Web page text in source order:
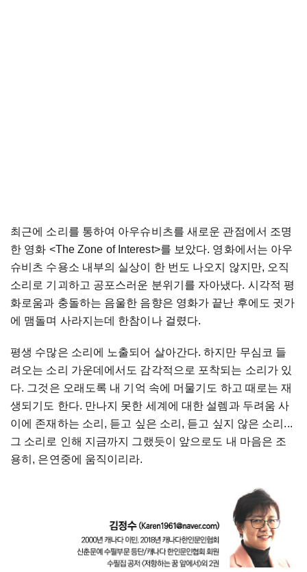
최근에 소리를 통하여 아우슈비츠를 새로운 관점에서 조명
한 영화 <The Zone of Interest>를 보았다. 영화에서는 아우
슈비츠 수용소 내부의 실상이 한 번도 나오지 않지만, 오직
소리로 기괴하고 공포스러운 분위기를 자아냈다. 시각적 평
화로움과 충돌하는 음울한 음향은 영화가 끝난 후에도 귓가
에 맴돌며 사라지는데 한참이나 걸렸다.
평생 수많은 소리에 노출되어 살아간다.하지만 무심코 들
려오는 소리 가운데에서도 감각적으로 포착되는 소리가 있
다. 그것은 오래도록 내 기억 속에 머물기도 하고 때로는 재
생되기도 한다. 만나지 못한 세계에 대한 설렘과 두려움 사
이에 존재하는 소리 , 듣고 싶은 소리 , 듣고 싶지 않은 소리 ...
그 소리로 인해 지금까지 그랬듯이 앞으로도 내 마음은 조
용히 , 은연중에 움직이리라.